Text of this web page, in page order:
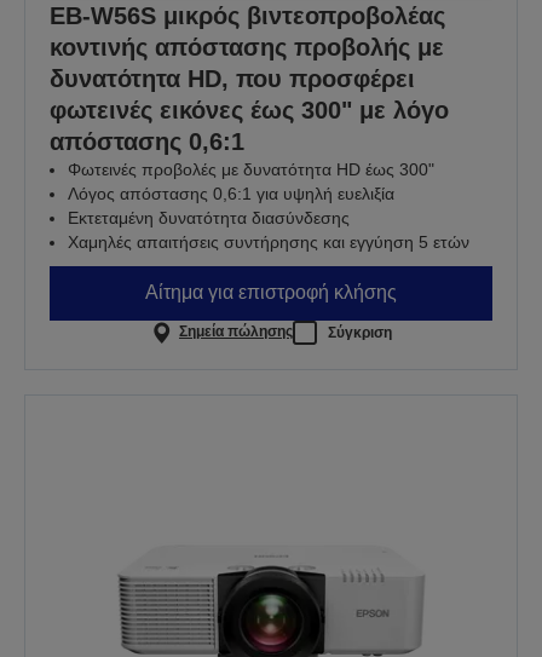
EB-W56S μικρός βιντεοπροβολέας
κοντινής απόστασης προβολής με
δυνατότητα HD, που προσφέρει
φωτεινές εικόνες έως 300" με λόγο
απόστασης 0,6:1
Φωτεινές προβολές με δυνατότητα HD έως 300"
Λόγος απόστασης 0,6:1 για υψηλή ευελιξία
Εκτεταμένη δυνατότητα διασύνδεσης
Χαμηλές απαιτήσεις συντήρησης και εγγύηση 5 ετών
Αίτημα για επιστροφή κλήσης
Σημεία πώλησης Σύγκριση